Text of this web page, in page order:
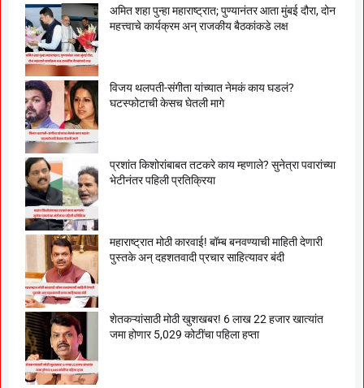
अमित शहा पुन्हा महाराष्ट्रात; पुण्यानंतर आता मुंबई दौरा, दोन
महत्त्वाचे कार्यक्रम अन् राजकीय बैठकांकडे लक्ष
विजय थलपती-संगीता यांच्यात नेमकं काय घडलं?
घटस्फोटाची केसच घेतली मागे
प्रशांत किशोरांबाबत तटकरे काय म्हणाले? सुनेत्रा पवारांच्या
भेटीनंतर पहिली प्रतिक्रिया
महाराष्ट्रात मोठी कारवाई! बॉम्ब बनवण्याची माहिती देणारी
पुस्तके अन् दहशतवादी प्रचार साहित्यावर बंदी
शेतकऱ्यांसाठी मोठी खुशखबर! 6 लाख 22 हजार खात्यांत
जमा होणार 5,029 कोटींचा पहिला हप्ता